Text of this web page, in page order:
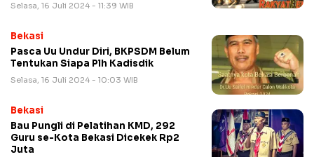
Selasa, 16 Juli 2024 - 11:39 WIB
Bekasi
Pasca Uu Undur Diri, BKPSDM Belum
Tentukan Siapa Plh Kadisdik
Selasa, 16 Juli 2024 - 10:03 WIB
Bekasi
Bau Pungli di Pelatihan KMD, 292
Guru se-Kota Bekasi Dicekek Rp2
Juta